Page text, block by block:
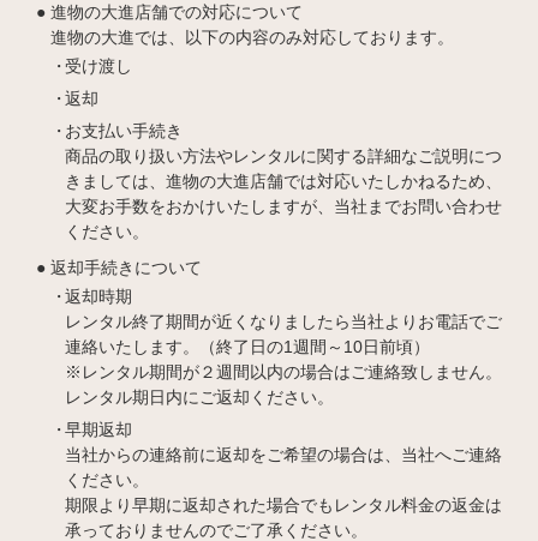
進物の大進店舗での対応について
進物の大進では、以下の内容のみ対応しております。
受け渡し
返却
お支払い手続き
商品の取り扱い方法やレンタルに関する詳細なご説明につ
きましては、進物の大進店舗では対応いたしかねるため、
大変お手数をおかけいたしますが、当社までお問い合わせ
ください。
返却手続きについて
返却時期
レンタル終了期間が近くなりましたら当社よりお電話でご
連絡いたします。（終了日の1週間～10日前頃）
※レンタル期間が２週間以内の場合はご連絡致しません。
レンタル期日内にご返却ください。
早期返却
当社からの連絡前に返却をご希望の場合は、当社へご連絡
ください。
期限より早期に返却された場合でもレンタル料金の返金は
承っておりませんのでご了承ください。